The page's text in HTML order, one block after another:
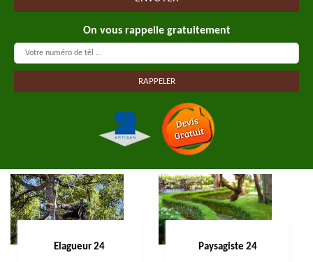
On vous rappelle gratuitement
Elagueur 24 Paysagiste 24